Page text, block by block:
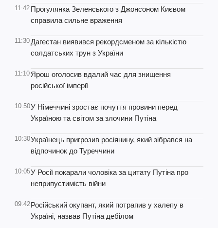
11:42 Прогулянка Зеленського з Джонсоном Києвом
справила сильне враження
11:30Дагестан виявився рекордсменом за кількістю
солдатських трун з України
11:10 Ярош оголосив вдалий час для знищення
російської імперії
10:50У Німеччині зростає почуття провини перед
Україною та світом за злочини Путіна
10:30Українець пригрозив росіянину, який зібрався на
відпочинок до Туреччини
10:05У Росії покарали чоловіка за цитату Путіна про
неприпустимість війни
09:42Російський окупант, який потрапив у халепу в
Україні, назвав Путіна дебілом